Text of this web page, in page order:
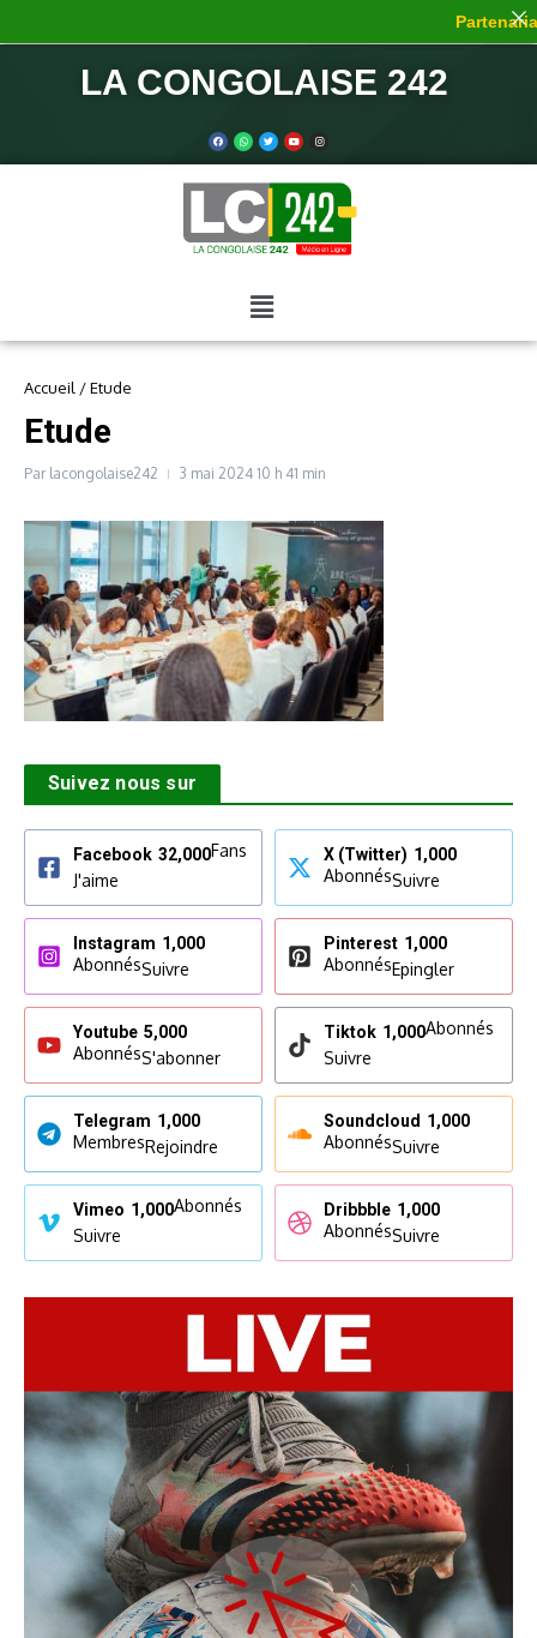
LA CONGOLAISE 242
Accueil /Etude
Etude
Par lacongolaise242 3 mai 2024 10 h 41 min
Suivez nous sur
Facebook 32,000Fans
J'aime
X (Twitter) 1,000
AbonnésSuivre
Instagram 1,000
AbonnésSuivre
Pinterest 1,000
AbonnésEpingler
Youtube 5,000
AbonnésS'abonner
Tiktok 1,000Abonnés
Suivre
Telegram 1,000
MembresRejoindre
Soundcloud 1,000
AbonnésSuivre
Vimeo 1,000Abonnés
Suivre
Dribbble 1,000
AbonnésSuivre